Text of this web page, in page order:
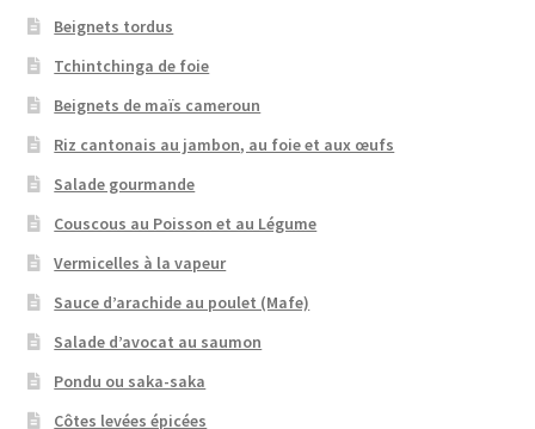
Beignets tordus
Tchintchinga de foie
Beignets de maïs cameroun
Riz cantonais au jambon, au foie et aux œufs
Salade gourmande
Couscous au Poisson et au Légume
Vermicelles à la vapeur
Sauce d’arachide au poulet (Mafe)
Salade d’avocat au saumon
Pondu ou saka-saka
Côtes levées épicées